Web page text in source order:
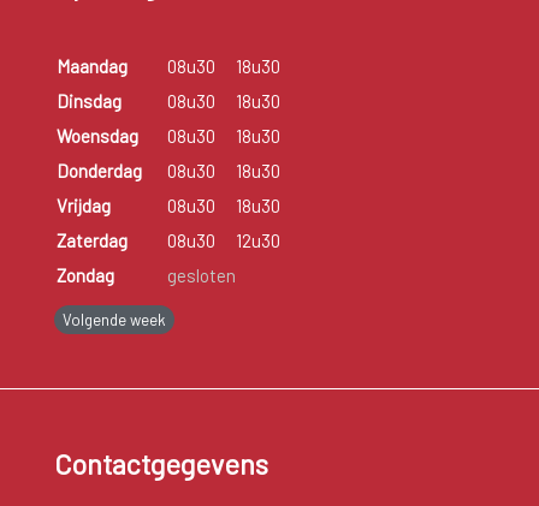
Maandag 08u30
18u30
Dinsdag
08u30
18u30
Woensdag
08u30
18u30
Donderdag
08u30
18u30
Vrijdag
08u30
18u30
Zaterdag
08u30
12u30
Zondag
gesloten
Volgende week
Contactgegevens